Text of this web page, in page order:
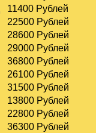
11400 Рублей
22500 Рублей
28600 Рублей
29000 Рублей
36800 Рублей
26100 Рублей
31500 Рублей
13800 Рублей
22800 Рублей
36300 Рублей